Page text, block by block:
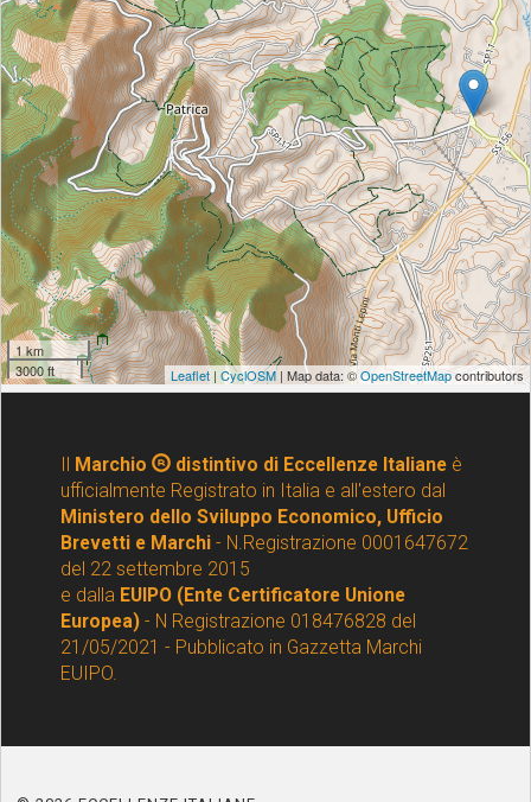
Marchio distintivo di Eccellenze Italianeè
ufficialmente Registrato in Italia e all'estero dal
Ministero dello Sviluppo Economico, Ufficio
Brevetti e Marchi - N.Registrazione 0001647672
del 22 settembre 2015
e dalla EUIPO (Ente Certificatore Unione
Europea) - N Registrazione 018476828 del
21/05/2021 - Pubblicato in Gazzetta Marchi
EUIPO.